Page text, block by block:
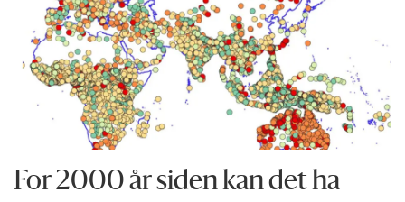
For 2000 år siden kan det ha